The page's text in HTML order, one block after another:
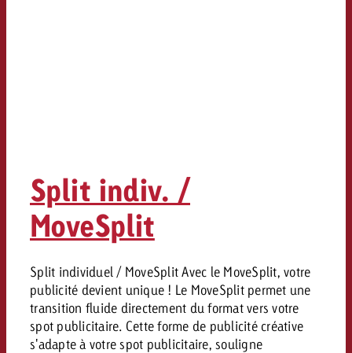
Split indiv. /
MoveSplit
Split individuel / MoveSplit Avec le MoveSplit, votre
publicité devient unique ! Le MoveSplit permet une
transition fluide directement du format vers votre
spot publicitaire. Cette forme de publicité créative
s'adapte à votre spot publicitaire, souligne